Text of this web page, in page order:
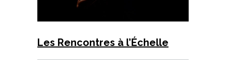
Les Rencontres à l’Échelle